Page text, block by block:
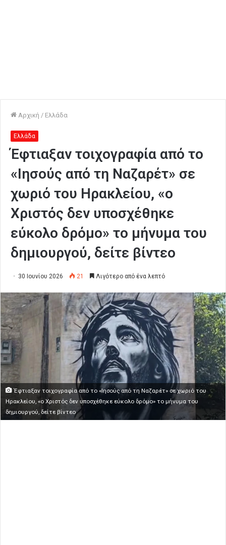
Αρχική / Ελλάδα
Ελλάδα
Έφτιαξαν τοιχογραφία από το
«Ιησούς από τη Ναζαρέτ» σε
χωριό του Ηρακλείου, «ο
Χριστός δεν υποσχέθηκε
εύκολο δρόμο» το μήνυμα του
δημιουργού, δείτε βίντεο
30 Ιουνίου 2026 21 Λιγότερο από ένα λεπτό
Έφτιαξαν τοιχογραφία από το «Ιησούς από τη Ναζαρέτ» σε χωριό του
Ηρακλείου, «ο Χριστός δεν υποσχέθηκε εύκολο δρόμο» το μήνυμα του
δημιουργού, δείτε βίντεο